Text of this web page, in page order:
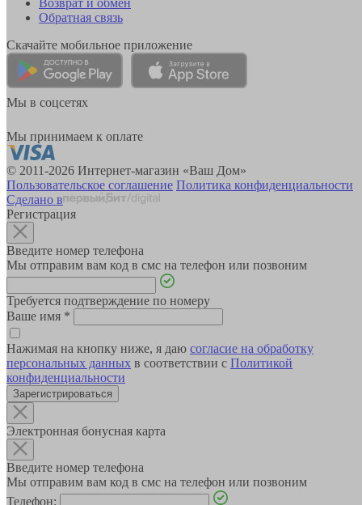
Обратная связь
Скачайте мобильное приложение
Мы в соцсетях
Мы принимаем к оплате
© 2011-2026 Интернет-магазин «Ваш Дом»
Пользовательское соглашение Политика конфиденциальности
Сделано в
Регистрация
Введите номер телефона
Мы отправим вам код в смс на телефон или позвоним
Требуется подтверждение по номеру
Ваше имя *
Нажимая на кнопку ниже, я даю согласие на обработку
персональных данных в соответствии с Политикой
конфиденциальности
Зарегистрироваться
Электронная бонусная карта
Введите номер телефона
Мы отправим вам код в смс на телефон или позвоним
Телефон: